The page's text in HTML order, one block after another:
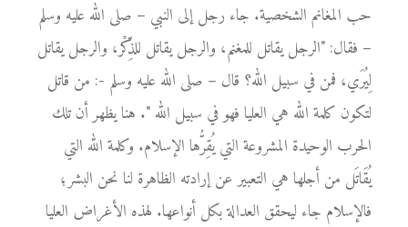
حب المغانم الشخصية. جاء رجل إلى النبي – صلى الله عليه وسلم
– فقال: "الرجل يقاتل للمغنم، والرجل يقاتل للذِّكْر، والرجل يقاتل
لِيُرَي، فمن في سبيل الله؟ قال – صلى الله عليه وسلم -: من قاتل
لتكون كلمة الله هي العليا فهو في سبيل الله ". هنا يظهر أن تلك
الحرب الوحيدة المشروعة التي يُقِرُّها الإسلام. وكلمة الله التي
يُقَاتَل من أجلها هي التعبير عن إرادته الظاهرة لنا نحن البشر؛
فالإسلام جاء ليحقق العدالة بكل أنواعها. لهذه الأغراض العليا